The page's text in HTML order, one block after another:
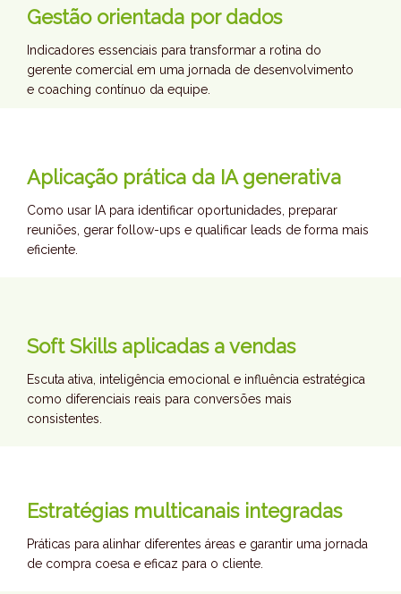
Gestão orientada por dados
Indicadores essenciais para transformar a rotina do
gerente comercial em uma jornada de desenvolvimento
e coaching contínuo da equipe.
Aplicação prática da IA generativa
Como usar IA para identificar oportunidades, preparar
reuniões, gerar follow-ups e qualificar leads de forma mais
eficiente.
Soft Skills aplicadas a vendas
Escuta ativa, inteligência emocional e influência estratégica
como diferenciais reais para conversões mais
consistentes.
Estratégias multicanais integradas
Práticas para alinhar diferentes áreas e garantir uma jornada
de compra coesa e eficaz para o cliente.